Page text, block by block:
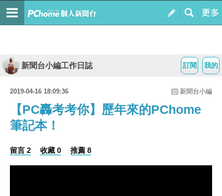
我的
訂閱
新聞台小編工作日誌
2019-04-16 18:09:36 新聞台小編
【PC轟考考你】歷年來的PChome
筆記本！
留言 2 收藏 0 推薦 8